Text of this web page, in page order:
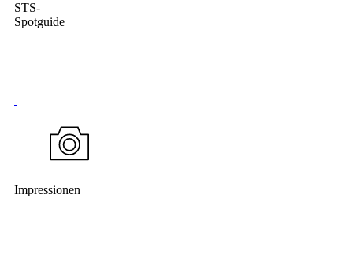
STS-
Spotguide
Impressionen